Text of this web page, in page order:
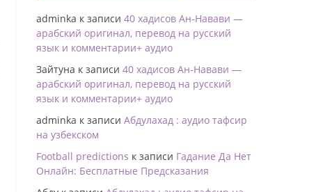
adminka к записи 40 хадисов Ан-Навави —
арабский оригинал, перевод на русский
язык и комментарии+ аудио
Зайтуна к записи 40 хадисов Ан-Навави —
арабский оригинал, перевод на русский
язык и комментарии+ аудио
adminka к записи Абдулахад : аудио тафсир
на узбекском
Football predictions к записи Гадание Да Нет
Онлайн: Бесплатные Предсказания